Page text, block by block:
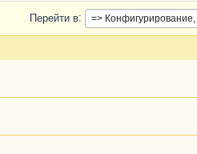
Перейти в